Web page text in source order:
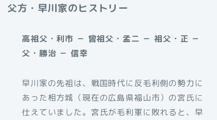
父方・早川家のヒストリー
高祖父・利市 － 曾祖父・孟二 － 祖父・正 －
父・勝治 － 信幸
早川家の先祖は、戦国時代に反毛利側の勢力に
あった相方城（現在の広島県福山市）の宮氏に
仕えていました。宮氏が毛利軍に敗れると、早